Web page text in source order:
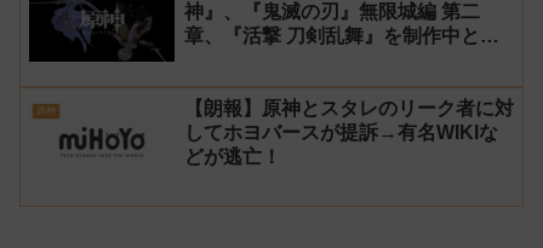
神』、『鬼滅の刃』無限城編 第二
章、『活撃 刀剣乱舞』を制作中と発
原神
【朗報】原神とスタレのリーク者に対
してホヨバースが提訴→有名WIKIな
どが逃亡！